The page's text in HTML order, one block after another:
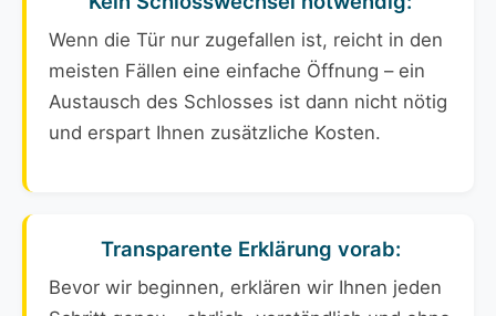
Wenn die Tür nur zugefallen ist, reicht in den
meisten Fällen eine einfache Öffnung – ein
Austausch des Schlosses ist dann nicht nötig
und erspart Ihnen zusätzliche Kosten.
Transparente Erklärung vorab:
Bevor wir beginnen, erklären wir Ihnen jeden